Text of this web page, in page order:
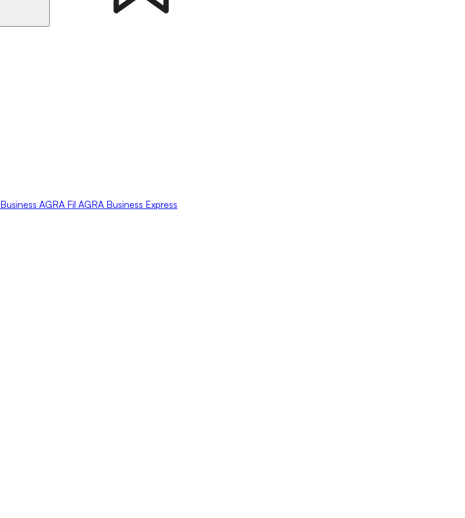
Business AGRA Fil AGRA Business Express